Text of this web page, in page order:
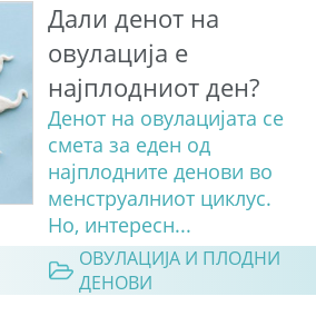
Дали денот на
овулација е
најплодниот ден?
Денот на овулацијата се
смета за еден од
најплодните денови во
менструалниот циклус.
Но, интересн...
ОВУЛАЦИЈА И ПЛОДНИ
ДЕНОВИ